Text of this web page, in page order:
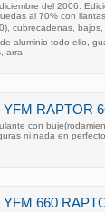
del 2006.
al 70% con
cubrecadenas,
aluminio todo ello,
arra
YFM RAPTOR
con
ni nada en
YFM 660